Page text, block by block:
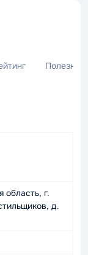
область, г.
д.
Совкомбанк
«Закрыть
66-96 или
справку